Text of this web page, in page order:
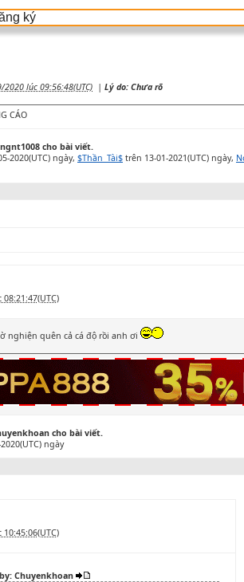
2020 lúc 09:56:48(UTC) | Lý do: Chưa rõ
CÁO
cho bài viết.
2020(UTC) ngày, $Thần_Tài$ trên 13-01-2021(UTC) ngày,
nghiện quên cả cá độ rồi anh ơi
cho bài viết.
ngày
Chuyenkhoan